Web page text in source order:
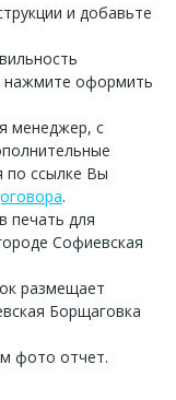
и добавьте
нажмите оформить
менеджер, с
по ссылке Вы
.
печать для
Софиевская
размещает
Борщаговка
фото отчет.